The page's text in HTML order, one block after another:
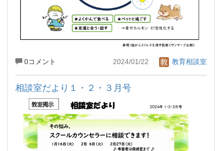
0コメント 2024/01/22 教育相談室
相談室だより１・２・３月号